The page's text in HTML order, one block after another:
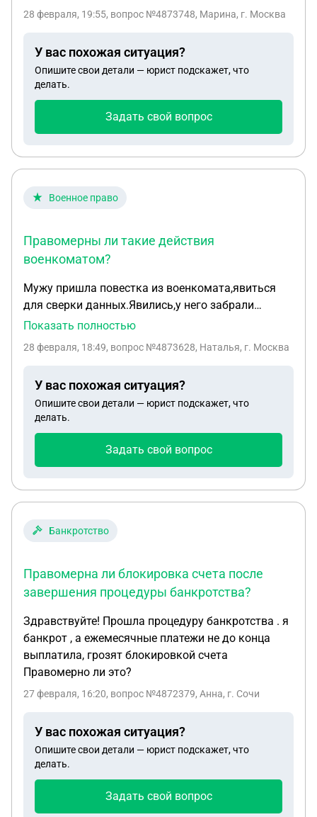
Прочитала много статей про установлении
28 февраля, 19:55, вопрос №4873748, Марина, г. Москва
У вас похожая ситуация?
Опишите свои детали — юрист подскажет, что
делать.
Задать свой вопрос
Военное право
Правомерны ли такие действия
военкоматом?
Мужу пришла повестка из военкомата,явиться
для сверки данных.Явились,у него забрали
военный билет и выдали новую повестку ,явится
марта,без медицинской комиссии.Муж работает в
полевых работах.Правомерны ли такие действия
военкоматом?
Показать полностью
28 февраля, 18:49, вопрос №4873628, Наталья, г. Москва
У вас похожая ситуация?
Опишите свои детали — юрист подскажет, что
делать.
Задать свой вопрос
Банкротство
Правомерна ли блокировка счета после
завершения процедуры банкротства?
Здравствуйте! Прошла процедуру банкротства . я
банкрот , а ежемесячные платежи не до конца
выплатила, грозят блокировкой счета
Правомерно ли это?
27 февраля, 16:20, вопрос №4872379, Анна, г. Сочи
У вас похожая ситуация?
Опишите свои детали — юрист подскажет, что
делать.
Задать свой вопрос